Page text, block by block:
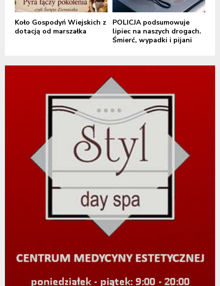
Koło Gospodyń Wiejskich z
dotacją od marszałka
POLICJA podsumowuje
lipiec na naszych drogach.
Śmierć, wypadki i pijani